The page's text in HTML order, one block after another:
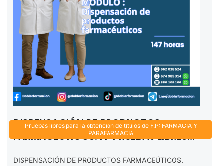
Pruebas libres para la obtención de títulos de F.P: FARMACIA Y
PARAFARMACIA
DISPENSACIÓN DE PRODUCTOS
FARMACEÚTICOS. FP PRUEBAS LIBRES
DISPENSACIÓN DE PRODUCTOS FARMACEÚTICOS.